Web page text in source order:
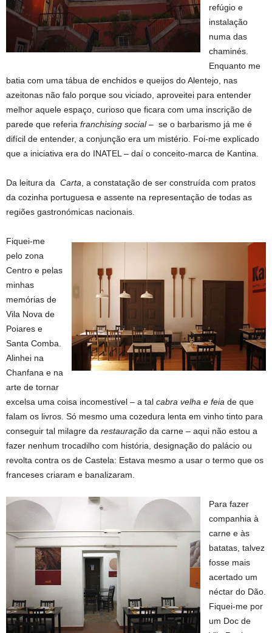
refúgio e
instalação
numa das
chaminés.
Enquanto me
batia com uma tábua de enchidos e queijos do Alentejo, nas
azeitonas não falo porque sou viciado, aproveitei para entender
melhor aquele espaço, curioso que ficara com uma inscrição de
parede que referia franchising social– se o barbarismo já me é
difícil de entender, a conjunção era um mistério. Foi-me explicado
que a iniciativa era do INATEL – daí o conceito-marca de Kantina.
Da leitura da Carta , a constatação de ser construída com pratos
da cozinha portuguesa e assente na representação de todas as
regiões gastronómicas nacionais.
Fiquei-me
pelo zona
Centro e pelas
minhas
memórias de
Vila Nova de
Poiares e
Santa Comba.
Alinhei na
Chanfana e na
arte de tornar
excelsa uma coisa incomestível – a tal cabra velha e feia de que
falam os livros. Só mesmo uma cozedura lenta em vinho tinto para
conseguir tal milagre da restauração da carne – aqui não estou a
fazer nenhum trocadilho com história, designação do palácio ou
revolta contra os de Castela: Estava mesmo a usar o termo que os
franceses criaram e banalizaram.
Para fazer
companhia à
carne e às
batatas, talvez
fosse mais
acertado um
néctar do Dão.
Fiquei-me por
um Doc de